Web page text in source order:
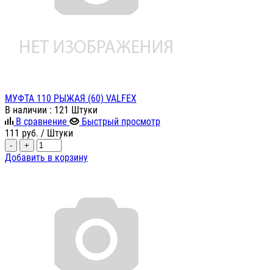
МУФТА 110 РЫЖАЯ (60) VALFEX
В наличии : 121 Штуки
В сравнение
Быстрый просмотр
111 руб. / Штуки
- +
Добавить в корзину